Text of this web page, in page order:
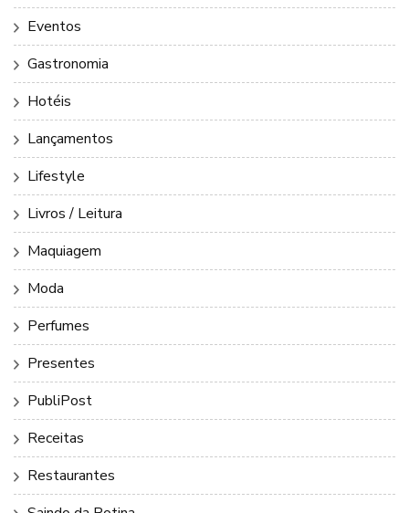
Eventos
Gastronomia
Hotéis
Lançamentos
Lifestyle
Livros / Leitura
Maquiagem
Moda
Perfumes
Presentes
PubliPost
Receitas
Restaurantes